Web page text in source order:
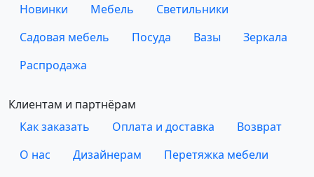
Новинки
Мебель
Светильники
Садовая мебель
Посуда Вазы
Зеркала
Распродажа
Клиентам и партнёрам
Как заказать
Оплата и доставка
Возврат
О нас
Дизайнерам
Перетяжка мебели